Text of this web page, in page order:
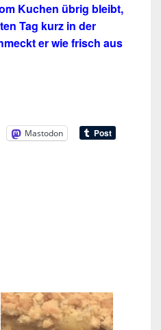
Kuchen übrig bleibt,
Tag kurz in der
er wie frisch aus
Mastodon